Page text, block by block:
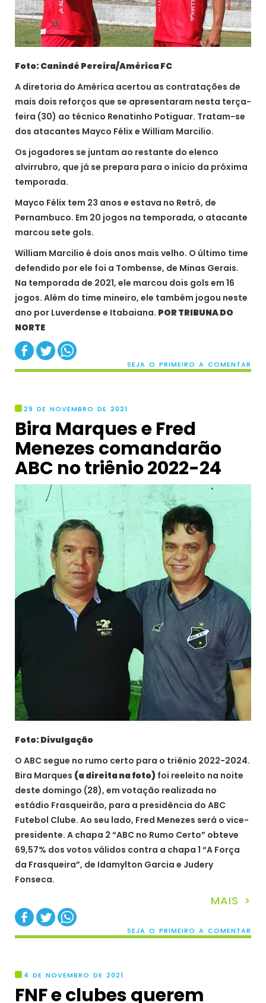
Foto: Canindé Pereira/América FC
A diretoria do América acertou as contratações de
mais dois reforços que se apresentaram nesta terça-
feira (30) ao técnico Renatinho Potiguar. Tratam-se
dos atacantes Mayco Félix e William Marcilio.
Os jogadores se juntam ao restante do elenco
alvirrubro, que já se prepara para o início da próxima
temporada.
Mayco Félix tem 23 anos e estava no Retrô, de
Pernambuco. Em 20 jogos na temporada, o atacante
marcou sete gols.
William Marcilio é dois anos mais velho. O último time
defendido por ele foi a Tombense, de Minas Gerais.
Na temporada de 2021, ele marcou dois gols em 16
jogos. Além do time mineiro, ele também jogou neste
ano por Luverdense e Itabaiana. POR TRIBUNA DO
NORTE
SEJA O PRIMEIRO A COMENTAR
29 DE NOVEMBRO DE 2021
Bira Marques e Fred
Menezes comandarão
ABC no triênio 2022-24
Foto: Divulgação
O ABC segue no rumo certo para o triênio 2022-2024.
Bira Marques (a direita na foto) foi reeleito na noite
deste domingo (28), em votação realizada no
estádio Frasqueirão, para a presidência do ABC
Futebol Clube. Ao seu lado, Fred Menezes será o vice-
presidente. A chapa 2 “ABC no Rumo Certo” obteve
69,57% dos votos válidos contra a chapa 1 “A Força
da Frasqueira”, de Idamylton Garcia e Judery
Fonseca.
MAIS >
SEJA O PRIMEIRO A COMENTAR
4 DE NOVEMBRO DE 2021
FNF e clubes querem